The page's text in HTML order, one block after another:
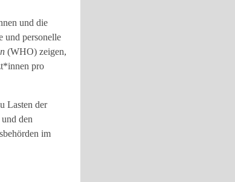
und die
und personelle
(WHO) zeigen,
pro
Lasten der
den
im